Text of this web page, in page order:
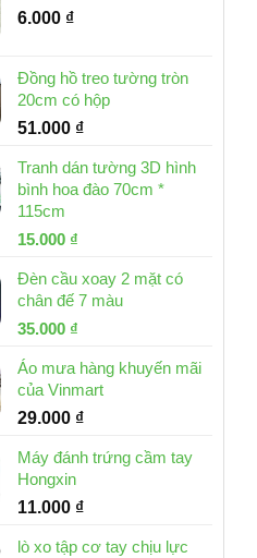
6.000 ₫
Đồng hồ treo tường tròn
20cm có hộp
51.000 ₫
Tranh dán tường 3D hình
bình hoa đào 70cm *
115cm
Giá
là:
32.000 ₫.
15.000 ₫
tại
là:
Đèn cầu xoay 2 mặt có
chân đế 7 màu
Giá
là:
46.000 ₫.
35.000 ₫
tại
là:
35.000 ₫.
Áo mưa hàng khuyến mãi
của Vinmart
29.000 ₫
Máy đánh trứng cầm tay
Hongxin
11.000 ₫
lò xo tập cơ tay chịu lực